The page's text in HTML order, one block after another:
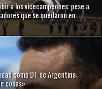
a los vicecampeones: pese a
que se quedaron en
como DT de Argentina:
cosas»